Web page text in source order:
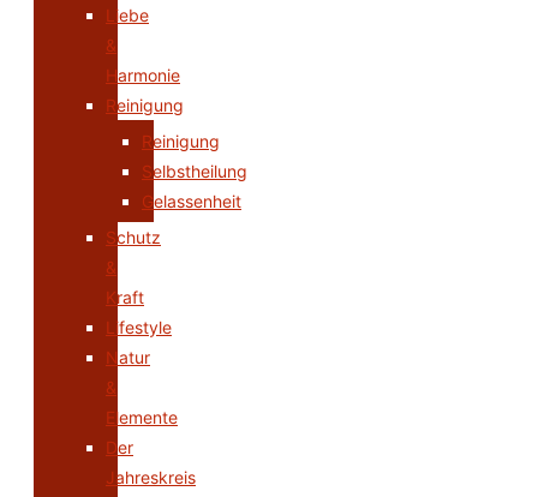
Liebe
&
Harmonie
Reinigung
Reinigung
Selbstheilung
Gelassenheit
Schutz
&
Kraft
Lifestyle
Natur
&
Elemente
Der
Jahreskreis